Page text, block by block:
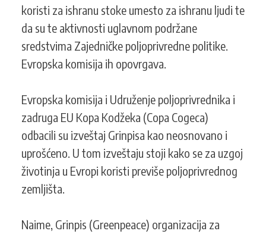
koristi za ishranu stoke umesto za ishranu ljudi te
da su te aktivnosti uglavnom podržane
sredstvima Zajedničke poljoprivredne politike.
Evropska komisija ih opovrgava.
Evropska komisija i Udruženje poljoprivrednika i
zadruga EU Kopa Kodžeka (Copa Cogeca)
odbacili su izveštaj Grinpisa kao neosnovano i
uprošćeno. U tom izveštaju stoji kako se za uzgoj
životinja u Evropi koristi previše poljoprivrednog
zemljišta.
Naime, Grinpis (Greenpeace) organizacija za